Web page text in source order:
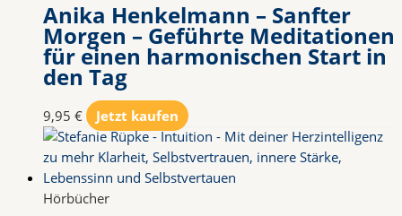
Anika Henkelmann – Sanfter
Morgen – Geführte Meditationen
für einen harmonischen Start in
den Tag
9,95 € Jetzt kaufen
Hörbücher